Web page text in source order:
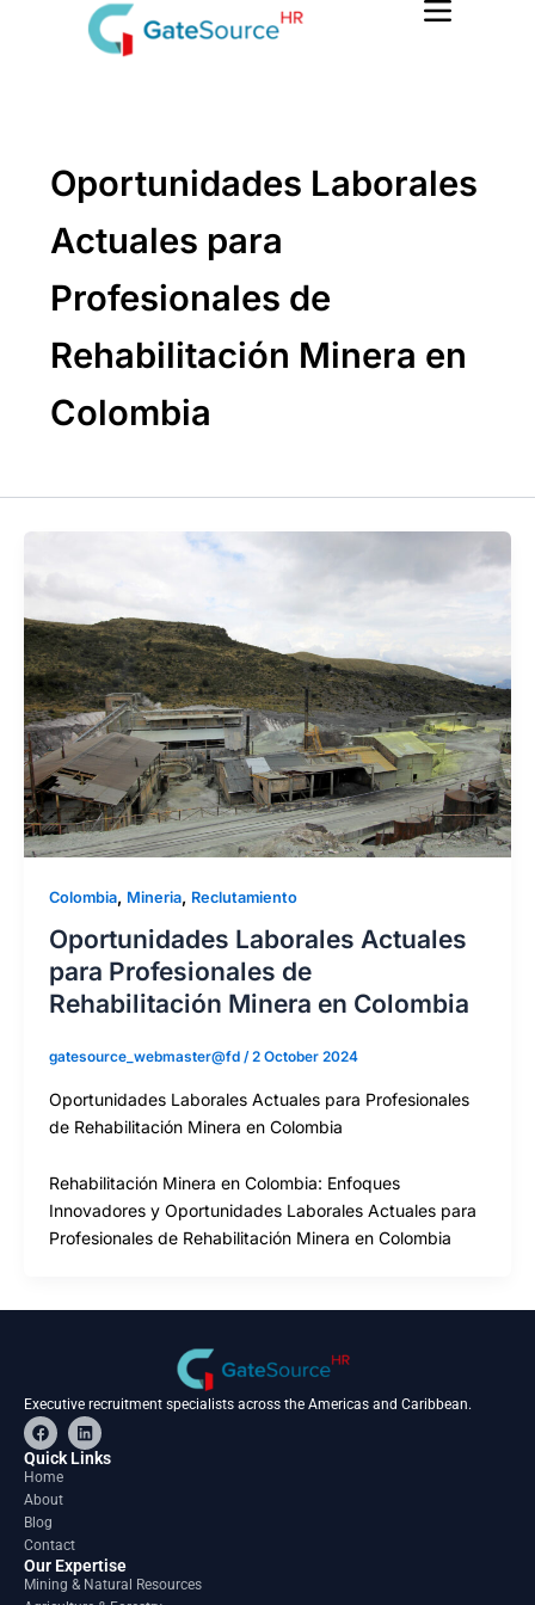
Oportunidades Laborales
Actuales para
Profesionales de
Rehabilitación Minera en
Colombia
Colombia, Mineria, Reclutamiento
Oportunidades Laborales Actuales
para Profesionales de
Rehabilitación Minera en Colombia
gatesource_webmaster@fd /2 October 2024
Oportunidades Laborales Actuales para Profesionales
de Rehabilitación Minera en Colombia
Rehabilitación Minera en Colombia: Enfoques
Innovadores y Oportunidades Laborales Actuales para
Profesionales de Rehabilitación Minera en Colombia
Executive recruitment specialists across the Americas and Caribbean.
F
a
c
e
o
o
k
L
i
n
Quick Links
Home
About
Blog
Contact
Our Expertise
Mining & Natural Resources